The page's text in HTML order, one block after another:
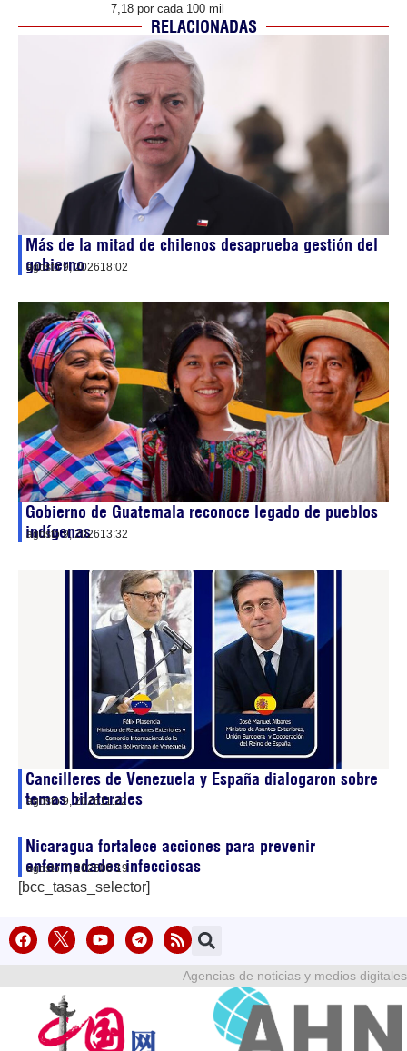
7,18 por cada 100 mil
RELACIONADAS
Más de la mitad de chilenos desaprueba gestión del
gobierno
agosto 9, 202618:02
Gobierno de Guatemala reconoce legado de pueblos
indígenas
agosto 9, 202613:32
Cancilleres de Venezuela y España dialogaron sobre
temas bilaterales
agosto 9, 202611:22
Nicaragua fortalece acciones para prevenir
enfermedades infecciosas
agosto 7, 202606:19
[bcc_tasas_selector]
Agencias de noticias y medios digitales